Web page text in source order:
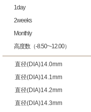
1day
2weeks
Monthly
高度数（-8.50~-12.00）
直径(DIA)14.0mm
直径(DIA)14.1mm
直径(DIA)14.2mm
直径(DIA)14.3mm